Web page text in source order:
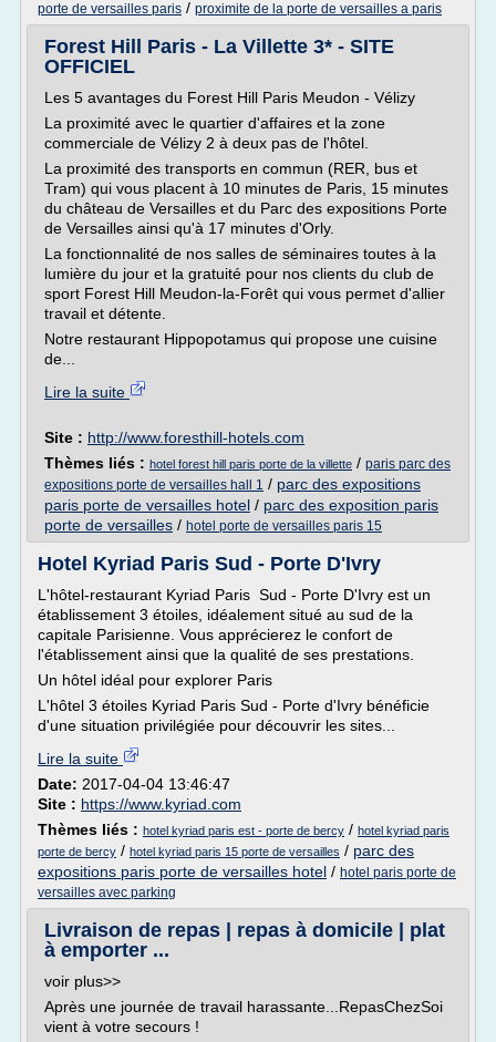
porte de versailles paris / proximite de la porte de versailles a paris
Forest Hill Paris - La Villette 3* - SITE
OFFICIEL
Les 5 avantages du Forest Hill Paris Meudon - Vélizy
La proximité avec le quartier d'affaires et la zone
commerciale de Vélizy 2 à deux pas de l'hôtel.
La proximité des transports en commun (RER, bus et
Tram) qui vous placent à 10 minutes de Paris, 15 minutes
du château de Versailles et du Parc des expositions Porte
de Versailles ainsi qu'à 17 minutes d'Orly.
La fonctionnalité de nos salles de séminaires toutes à la
lumière du jour et la gratuité pour nos clients du club de
sport Forest Hill Meudon-la-Forêt qui vous permet d'allier
travail et détente.
Notre restaurant Hippopotamus qui propose une cuisine
de...
Lire la suite
Site : http://www.foresthill-hotels.com
Thèmes liés : hotel forest hill paris porte de la villette / paris parc des
expositions porte de versailles hall 1 / parc des expositions
paris porte de versailles hotel / parc des exposition paris
porte de versailles / hotel porte de versailles paris 15
Hotel Kyriad Paris Sud - Porte D'Ivry
L'hôtel-restaurant Kyriad Paris Sud - Porte D'Ivry est un
établissement 3 étoiles, idéalement situé au sud de la
capitale Parisienne. Vous apprécierez le confort de
l'établissement ainsi que la qualité de ses prestations.
Un hôtel idéal pour explorer Paris
L'hôtel 3 étoiles Kyriad Paris Sud - Porte d'Ivry bénéficie
d'une situation privilégiée pour découvrir les sites...
Lire la suite
Date: 2017-04-04 13:46:47
Site : https://www.kyriad.com
Thèmes liés : hotel kyriad paris est - porte de bercy / hotel kyriad paris
porte de bercy / hotel kyriad paris 15 porte de versailles / parc des
expositions paris porte de versailles hotel / hotel paris porte de
versailles avec parking
Livraison de repas | repas à domicile | plat
à emporter ...
voir plus>>
Après une journée de travail harassante...RepasChezSoi
vient à votre secours !